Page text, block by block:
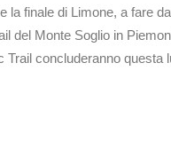
finale di Limone, a fare
del Monte Soglio in
concluderanno questa